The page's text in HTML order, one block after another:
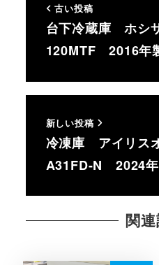
古い投稿
台下冷蔵庫 ホシ
120MTF 2016年
新しい投稿
冷凍庫 アイリス
A31FD-N 2024
関